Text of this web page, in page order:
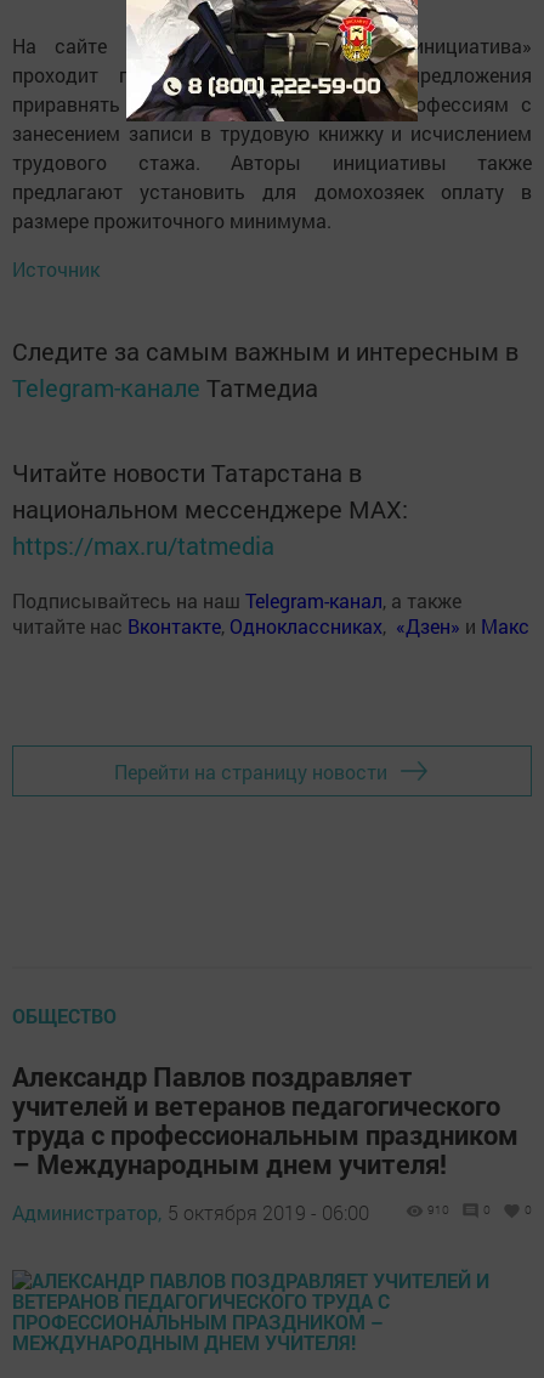
На сайте «Российская общественная инициатива»
проходит голосование в поддержку предложения
приравнять домохозяек к остальным профессиям с
занесением записи в трудовую книжку и исчислением
трудового стажа. Авторы инициативы также
предлагают установить для домохозяек оплату в
размере прожиточного минимума.
Источник
Следите за самым важным и интересным в
Telegram-канале Татмедиа
Читайте новости Татарстана в
национальном мессенджере MАХ:
https://max.ru/tatmedia
Подписывайтесь на наш Telegram-канал, а также
читайте нас Вконтакте, Одноклассниках, «Дзен» и Макс
Перейти на страницу новости
ОБЩЕСТВО
Александр Павлов поздравляет
учителей и ветеранов педагогического
труда с профессиональным праздником
– Международным днем учителя!
Администратор, 5 октября 2019 - 06:00 910 0 0